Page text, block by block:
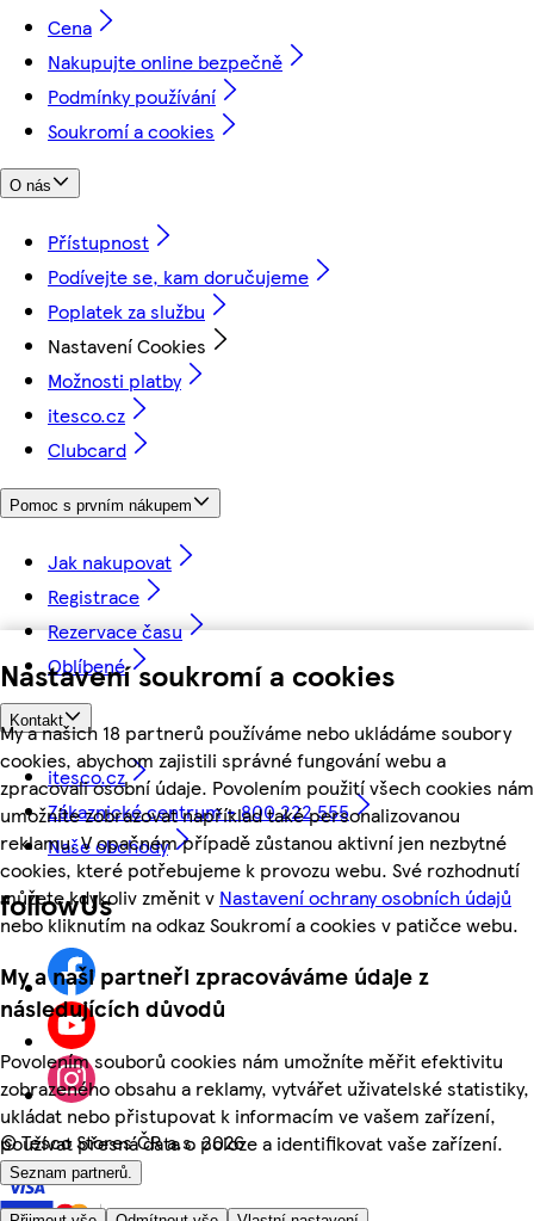
Nastavení soukromí a cookies
My a našich 18 partnerů používáme nebo ukládáme soubory
cookies, abychom zajistili správné fungování webu a
zpracovali osobní údaje. Povolením použití všech cookies nám
umožníte zobrazovat například také personalizovanou
reklamu. V opačném případě zůstanou aktivní jen nezbytné
cookies, které potřebujeme k provozu webu. Své rozhodnutí
můžete kdykoliv změnit v Nastavení ochrany osobních údajů
nebo kliknutím na odkaz Soukromí a cookies v patičce webu.
My a naši partneři zpracováváme údaje z
následujících důvodů
Povolením souborů cookies nám umožníte měřit efektivitu
zobrazeného obsahu a reklamy, vytvářet uživatelské statistiky,
ukládat nebo přistupovat k informacím ve vašem zařízení,
používat přesná data o poloze a identifikovat vaše zařízení.
Seznam partnerů.
Cena
Nakupujte online bezpečně
Podmínky používání
Soukromí a cookies
O nás
Přístupnost
Podívejte se, kam doručujeme
Poplatek za službu
Nastavení Cookies
Možnosti platby
itesco.cz
Clubcard
Pomoc s prvním nákupem
Jak nakupovat
Registrace
Rezervace času
Oblíbené
Kontakt
itesco.cz
Zákaznické centrum - 800 222 555
Naše obchody
followUs
©Tesco Stores ČR a.s. 2026